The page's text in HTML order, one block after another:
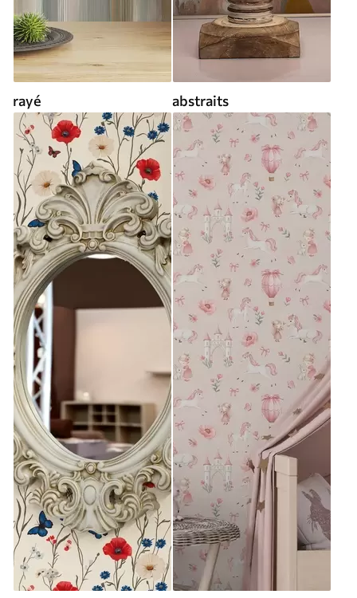
rayé abstraits